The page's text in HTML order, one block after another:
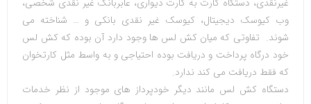
وب کیوسک دیجیتال، کیوسک غیر نقدی بانکی و … شناخته می
شوند. تفاوتی که میان کش لس ها وجود دارد آن بوده که کش لس
خود درگاه پرداخت و دریافت بوده احتیاجی و به واسط مثل کارتخوان
که فقط دریافت می کند ندارد.
دستگاه کش لس مانند دیگر خودپرداز های موجود از نظر خدمات